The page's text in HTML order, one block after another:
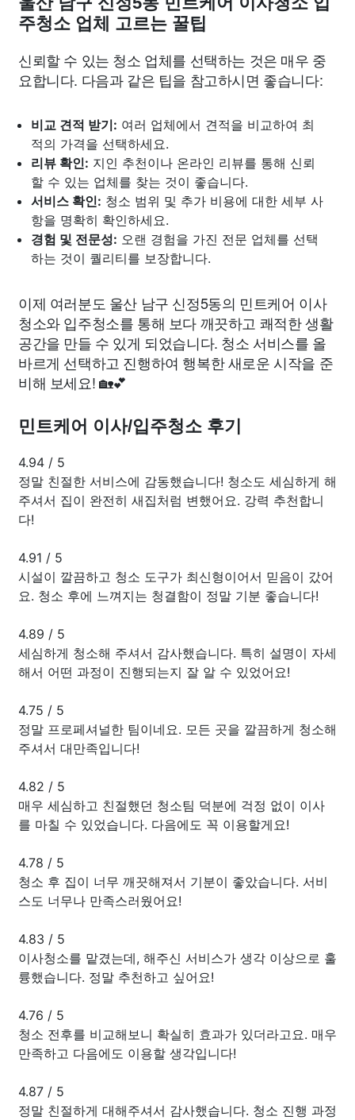
주청소 업체 고르는 꿀팁
신뢰할 수 있는 청소 업체를 선택하는 것은 매우 중
요합니다. 다음과 같은 팁을 참고하시면 좋습니다:
비교 견적 받기: 여러 업체에서 견적을 비교하여 최
적의 가격을 선택하세요.
리뷰 확인: 지인 추천이나 온라인 리뷰를 통해 신뢰
할 수 있는 업체를 찾는 것이 좋습니다.
서비스 확인: 청소 범위 및 추가 비용에 대한 세부 사
항을 명확히 확인하세요.
경험 및 전문성: 오랜 경험을 가진 전문 업체를 선택
하는 것이 퀄리티를 보장합니다.
이제 여러분도 울산 남구 신정5동의 민트케어 이사
청소와 입주청소를 통해 보다 깨끗하고 쾌적한 생활
공간을 만들 수 있게 되었습니다. 청소 서비스를 올
바르게 선택하고 진행하여 행복한 새로운 시작을 준
비해 보세요! 🏡💕
민트케어 이사/입주청소 후기
4.94 / 5
정말 친절한 서비스에 감동했습니다! 청소도 세심하게 해
주셔서 집이 완전히 새집처럼 변했어요. 강력 추천합니
다!
4.91 / 5
시설이 깔끔하고 청소 도구가 최신형이어서 믿음이 갔어
요. 청소 후에 느껴지는 청결함이 정말 기분 좋습니다!
4.89 / 5
세심하게 청소해 주셔서 감사했습니다. 특히 설명이 자세
해서 어떤 과정이 진행되는지 잘 알 수 있었어요!
4.75 / 5
정말 프로페셔널한 팀이네요. 모든 곳을 깔끔하게 청소해
주셔서 대만족입니다!
4.82 / 5
매우 세심하고 친절했던 청소팀 덕분에 걱정 없이 이사
를 마칠 수 있었습니다. 다음에도 꼭 이용할게요!
4.78 / 5
청소 후 집이 너무 깨끗해져서 기분이 좋았습니다. 서비
스도 너무나 만족스러웠어요!
4.83 / 5
이사청소를 맡겼는데, 해주신 서비스가 생각 이상으로 훌
륭했습니다. 정말 추천하고 싶어요!
4.76 / 5
청소 전후를 비교해보니 확실히 효과가 있더라고요. 매우
만족하고 다음에도 이용할 생각입니다!
4.87 / 5
정말 친절하게 대해주셔서 감사했습니다. 청소 진행 과정